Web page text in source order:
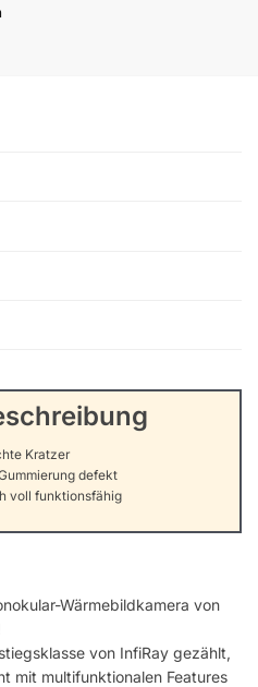
Kratzer
defekt
voll funktionsfähig
Wärmebildkamera von
von InfiRay gezählt,
mit multifunktionalen Features